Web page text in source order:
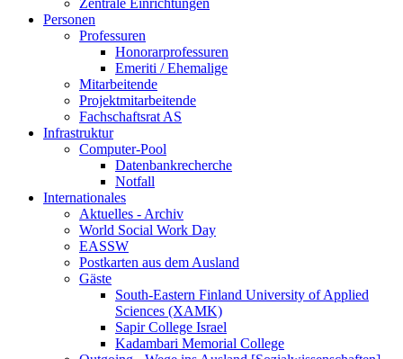
Personen
Professuren
Honorarprofessuren
Emeriti / Ehemalige
Mitarbeitende
Projektmitarbeitende
Fachschaftsrat AS
Infrastruktur
Computer-Pool
Datenbankrecherche
Notfall
Internationales
Aktuelles - Archiv
World Social Work Day
EASSW
Postkarten aus dem Ausland
Gäste
South-Eastern Finland University of Applied
Sciences (XAMK)
Sapir College Israel
Kadambari Memorial College